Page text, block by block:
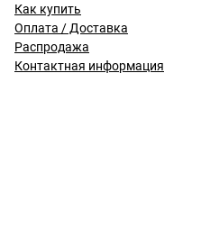
Как купить
Оплата / Доставка
Распродажа
Контактная информация